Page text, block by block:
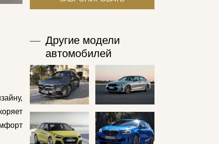
Другие модели
автомобилей